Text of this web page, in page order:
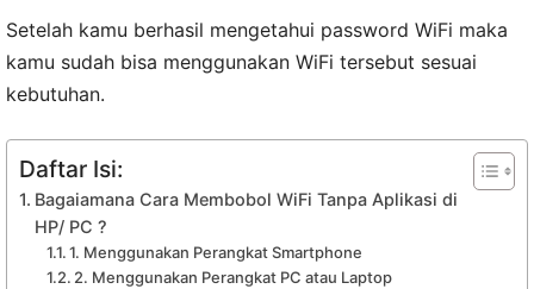
Setelah kamu berhasil mengetahui password WiFi maka
kamu sudah bisa menggunakan WiFi tersebut sesuai
kebutuhan.
Daftar Isi:
Bagaiamana Cara Membobol WiFi Tanpa Aplikasi di
HP/ PC ?
1. Menggunakan Perangkat Smartphone
2. Menggunakan Perangkat PC atau Laptop